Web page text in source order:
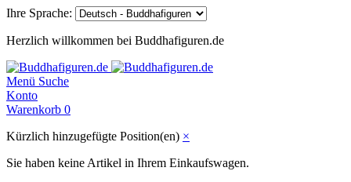
Ihre Sprache:
Herzlich willkommen bei Buddhafiguren.de
Menü Suche
Konto
Warenkorb 0
Kürzlich hinzugefügte Position(en) ×
Sie haben keine Artikel in Ihrem Einkaufswagen.